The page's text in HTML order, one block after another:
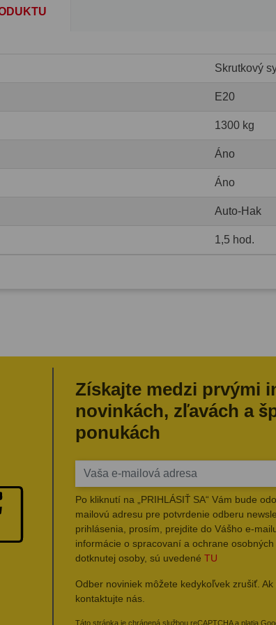
Skrutkový
E20
1300 kg
Áno
Áno
Auto-Hak
1,5 hod.
Získajte medzi prvými
novinkách, zľavách a
ponukách
Po kliknutí na „PRIHLÁSIŤ SA“ Vám bude
mailovú adresu pre potvrdenie odberu
prihlásenia, prosím, prejdite do Vášho e-
informácie o spracovaní a ochrane
dotknutej osoby, sú uvedené TU
Odber noviniek môžete kedykoľvek zrušiť. Ak
kontaktujte nás.
Táto stránka je chránená službou reCAPTCHA a platia